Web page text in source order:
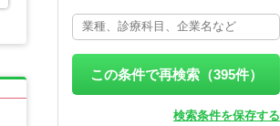
この条件で再検索（395件）
検索条件を保存する